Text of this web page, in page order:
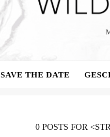
SAVE THE DATE
0 POSTS FOR